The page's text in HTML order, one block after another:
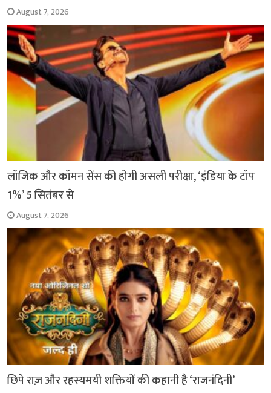
August 7, 2026
लॉजिक और कॉमन सेंस की होगी असली परीक्षा, ‘इंडिया के टॉप
1%’ 5 सितंबर से
August 7, 2026
छिपे राज़ और रहस्यमयी शक्तियों की कहानी है ‘राजनंदिनी’